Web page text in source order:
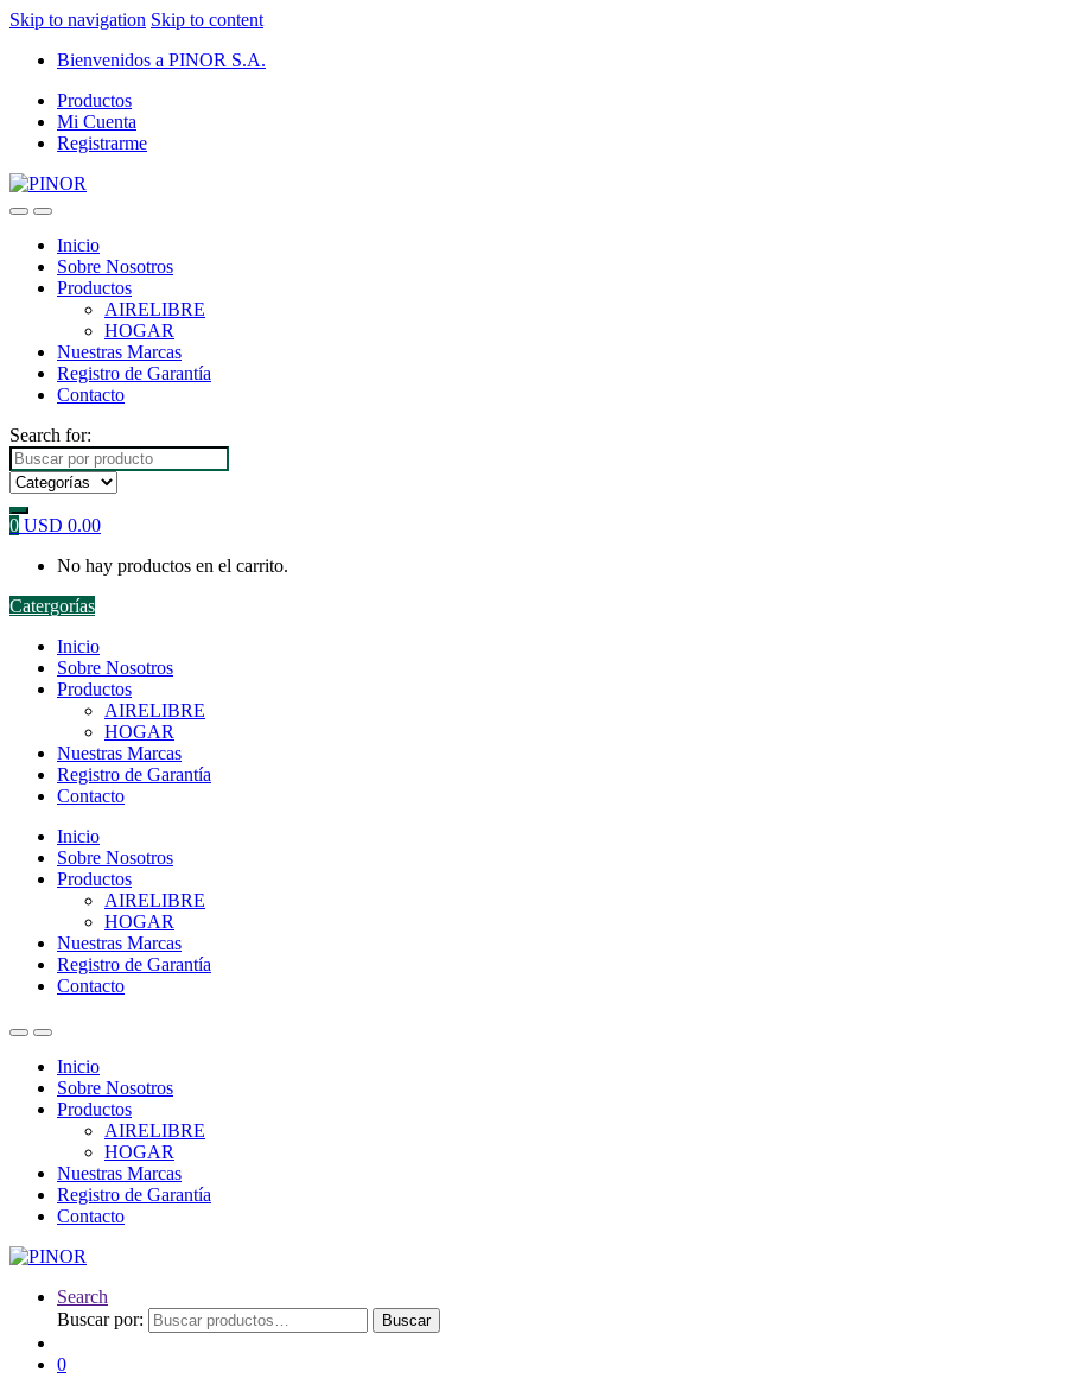
Skip to navigation Skip to content
Bienvenidos a PINOR S.A.
Productos
Mi Cuenta
Registrarme
Inicio
Sobre Nosotros
Productos
AIRELIBRE
HOGAR
Nuestras Marcas
Registro de Garantía
Contacto
Search for:
0 USD 0.00
No hay productos en el carrito.
Catergorías
Inicio
Sobre Nosotros
Productos
AIRELIBRE
HOGAR
Nuestras Marcas
Registro de Garantía
Contacto
Inicio
Sobre Nosotros
Productos
AIRELIBRE
HOGAR
Nuestras Marcas
Registro de Garantía
Contacto
Inicio
Sobre Nosotros
Productos
AIRELIBRE
HOGAR
Nuestras Marcas
Registro de Garantía
Contacto
Search
Buscar por:
Buscar
0